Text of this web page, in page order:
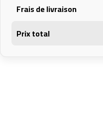
Frais de livraison
Prix total